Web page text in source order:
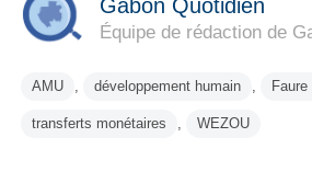
Gabon Quotidien
Équipe de rédaction de
AMU , développement humain ,
transferts monétaires , WEZOU